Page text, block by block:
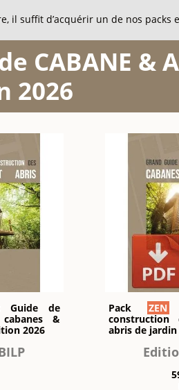
il suffit d’acquérir un de nos
CABANE &
2026
de
&
2026
Pack ZEN
construction
abris de